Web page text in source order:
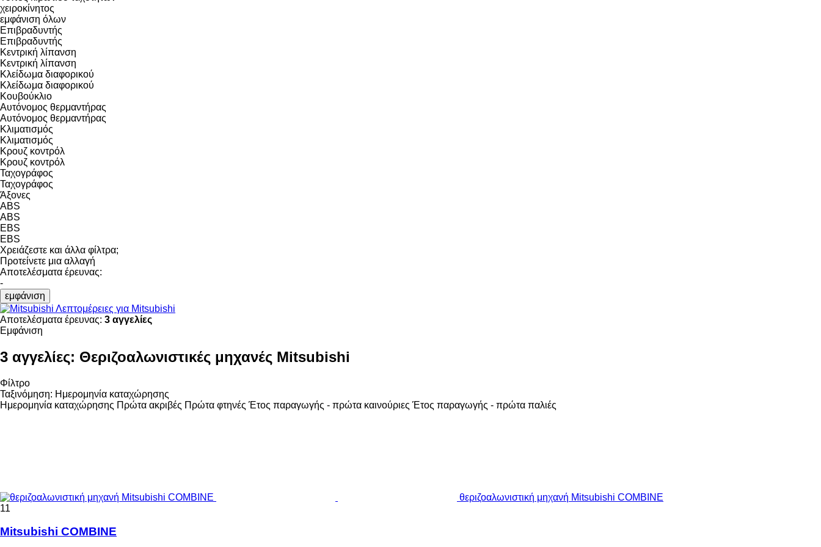
χειροκίνητος
εμφάνιση όλων
Επιβραδυντής
Επιβραδυντής
Κεντρική λίπανση
Κεντρική λίπανση
Κλείδωμα διαφορικού
Κλείδωμα διαφορικού
Κουβούκλιο
Αυτόνομος θερμαντήρας
Αυτόνομος θερμαντήρας
Κλιματισμός
Κλιματισμός
Κρουζ κοντρόλ
Κρουζ κοντρόλ
Ταχογράφος
Ταχογράφος
Άξονες
ABS
ABS
EBS
EBS
Χρειάζεστε και άλλα φίλτρα;
Προτείνετε μια αλλαγή
Αποτελέσματα έρευνας:
-
εμφάνιση
Λεπτομέρειες για Mitsubishi
Αποτελέσματα έρευνας: 3 αγγελίες
Εμφάνιση
3 αγγελίες: Θεριζοαλωνιστικές μηχανές Mitsubishi
Φίλτρο
Ταξινόμηση: Ημερομηνία καταχώρησης
Ημερομηνία καταχώρησης Πρώτα ακριβές Πρώτα φτηνές Έτος παραγωγής - πρώτα καινούριες Έτος παραγωγής - πρώτα παλιές
θεριζοαλωνιστική μηχανή Mitsubishi COMBINE
11
Mitsubishi COMBINE